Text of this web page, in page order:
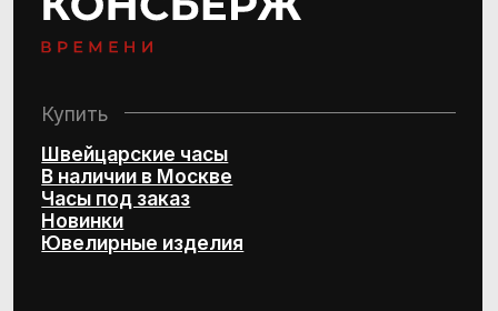
Согласие на обработку
персональных данных